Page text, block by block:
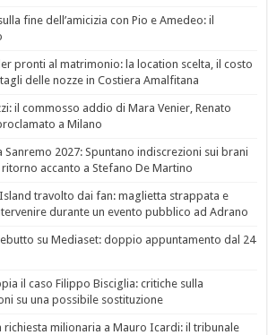
fine dell’amicizia con Pio e Amedeo: il
pronti al matrimonio: la location scelta, il costo
delle nozze in Costiera Amalfitana
il commosso addio di Mara Venier, Renato
a Milano
Sanremo 2027: Spuntano indiscrezioni sui brani
accanto a Stefano De Martino
travolto dai fan: maglietta strappata e
durante un evento pubblico ad Adrano
su Mediaset: doppio appuntamento dal 24
il caso Filippo Bisciglia: critiche sulla
su una possibile sostituzione
richiesta milionaria a Mauro Icardi: il tribunale